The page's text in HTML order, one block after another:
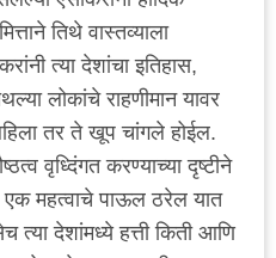
तिथे वास्तव्याला
त्या देशांचा इतिहास,
लोकांचे राहणीमान यावर
तर ते खूप चांगले होईल.
वृध्दिंगत करण्याच्या दृष्टीने
महत्वाचे पाऊल ठरेल यात
त्या देशांमध्ये हत्ती किती आणि